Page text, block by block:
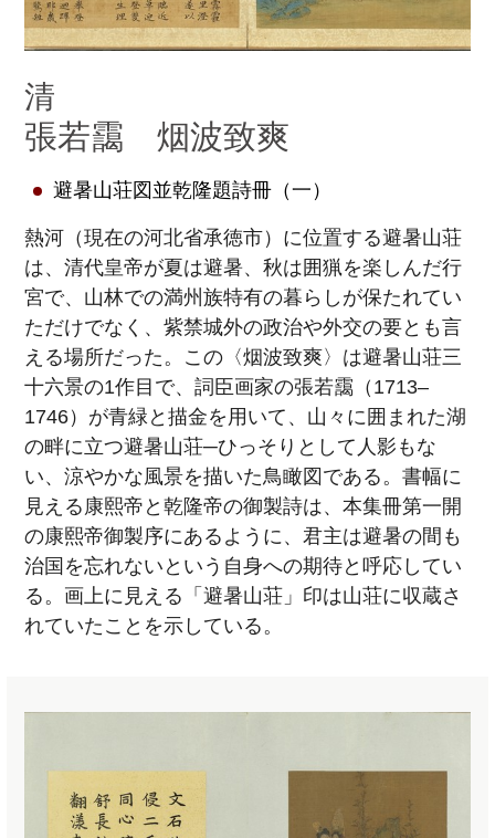
清
張若靄 烟波致爽
避暑山荘図並乾隆題詩冊（一）
熱河（現在の河北省承徳市）に位置する避暑山荘
は、清代皇帝が夏は避暑、秋は囲猟を楽しんだ行
宮で、山林での満州族特有の暮らしが保たれてい
ただけでなく、紫禁城外の政治や外交の要とも言
える場所だった。この〈烟波致爽〉は避暑山荘三
十六景の1作目で、詞臣画家の張若靄（1713–
1746）が青緑と描金を用いて、山々に囲まれた湖
の畔に立つ避暑山荘─ひっそりとして人影もな
い、涼やかな風景を描いた鳥瞰図である。書幅に
見える康熙帝と乾隆帝の御製詩は、本集冊第一開
の康熙帝御製序にあるように、君主は避暑の間も
治国を忘れないという自身への期待と呼応してい
る。画上に見える「避暑山荘」印は山荘に収蔵さ
れていたことを示している。